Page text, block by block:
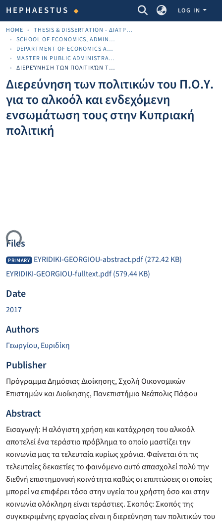
HEPHAESTUS COMMUNITIES & COLLECTIONS
LOG IN
HOME
THESIS & DISSERTATION - ΔΙΑΤΡΙΒΈΣ & ΔΙΔΑΚΤΟΡΙΚΈΣ
SCHOOL OF ECONOMICS, ADMINISTRATION AND COMPUTER SCIENCE
DEPARTMENT OF ECONOMICS AND BUSINESS
MASTER IN PUBLIC ADMINISTRATION (MPA)
ΔΙΕΡΕΎΝΗΣΗ ΤΩΝ ΠΟΛΙΤΙΚΏΝ ΤΟΥ Π.Ο.Υ. ΓΙΑ ΤΟ ΑΛΚΟΌΛ ΚΑΙ ΕΝΔΕΧΌΜΕΝΗ ΕΝΣΩΜΆΤΩΣΗ ΤΟΥΣ ΣΤΗΝ ΚΥΠΡΙΑΚΉ ΠΟΛΙΤΙΚΉ
Διερεύνηση των πολιτικών του Π.Ο.Υ.
για το αλκοόλ και ενδεχόμενη
ενσωμάτωση τους στην Κυπριακή
πολιτική
Files
PRIMARY EYRIDIKI-GEORGIOU-abstract.pdf(272.42 KB)
EYRIDIKI-GEORGIOU-fulltext.pdf(579.44 KB)
Date
2017
Authors
Γεωργίου, Ευριδίκη
Publisher
Πρόγραμμα Δημόσιας Διοίκησης, Σχολή Οικονομικών
Επιστημών και Διοίκησης, Πανεπιστήμιο Νεάπολις Πάφου
Abstract
Εισαγωγή: Η αλόγιστη χρήση και κατάχρηση του αλκοόλ
αποτελεί ένα τεράστιο πρόβλημα το οποίο μαστίζει την
κοινωνία μας τα τελευταία κυρίως χρόνια. Φαίνεται ότι τις
τελευταίες δεκαετίες το φαινόμενο αυτό απασχολεί πολύ την
διεθνή επιστημονική κοινότητα καθώς οι επιπτώσεις οι οποίες
μπορεί να επιφέρει τόσο στην υγεία του χρήστη όσο και στην
κοινωνία ολόκληρη είναι τεράστιες. Σκοπός: Σκοπός της
συγκεκριμένης εργασίας είναι η διερεύνηση των πολιτικών του